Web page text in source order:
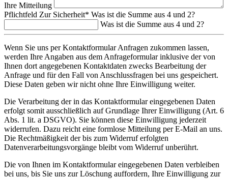
Ihre Mitteilung
Pflichtfeld Zur Sicherheit* Was ist die Summe aus 4 und 2?
Was ist die Summe aus 4 und 2?
Wenn Sie uns per Kontaktformular Anfragen zukommen lassen,
werden Ihre Angaben aus dem Anfrageformular inklusive der von
Ihnen dort angegebenen Kontaktdaten zwecks Bearbeitung der
Anfrage und für den Fall von Anschlussfragen bei uns gespeichert.
Diese Daten geben wir nicht ohne Ihre Einwilligung weiter.
Die Verarbeitung der in das Kontaktformular eingegebenen Daten
erfolgt somit ausschließlich auf Grundlage Ihrer Einwilligung (Art. 6
Abs. 1 lit. a DSGVO). Sie können diese Einwilligung jederzeit
widerrufen. Dazu reicht eine formlose Mitteilung per E-Mail an uns.
Die Rechtmäßigkeit der bis zum Widerruf erfolgten
Datenverarbeitungsvorgänge bleibt vom Widerruf unberührt.
Die von Ihnen im Kontaktformular eingegebenen Daten verbleiben
bei uns, bis Sie uns zur Löschung auffordern, Ihre Einwilligung zur